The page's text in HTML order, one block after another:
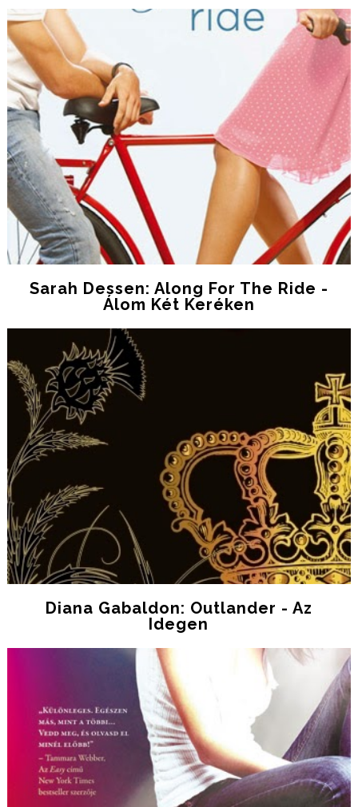
Sarah Dessen: Along For The Ride -
Álom Két Keréken
Diana Gabaldon: Outlander - Az
Idegen